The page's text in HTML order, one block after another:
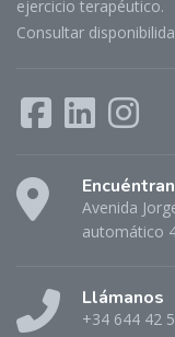
ejercicio terapéutico.
Consultar
Avenida
automático
Llámanos
+34 644 42